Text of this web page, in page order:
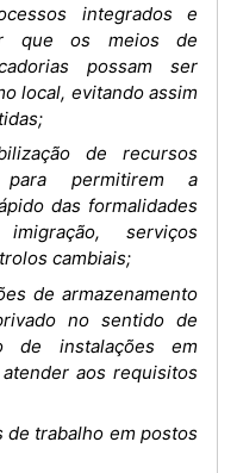
integrados e
que os meios de
possam ser
local, evitando assim
de recursos
para permitirem a
das formalidades
serviços
cambiais;
de armazenamento
no sentido de
de instalações em
aos requisitos
de trabalho em postos